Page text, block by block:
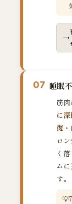
07 睡眠
筋肉
に
復
ロ
く
ム
す。